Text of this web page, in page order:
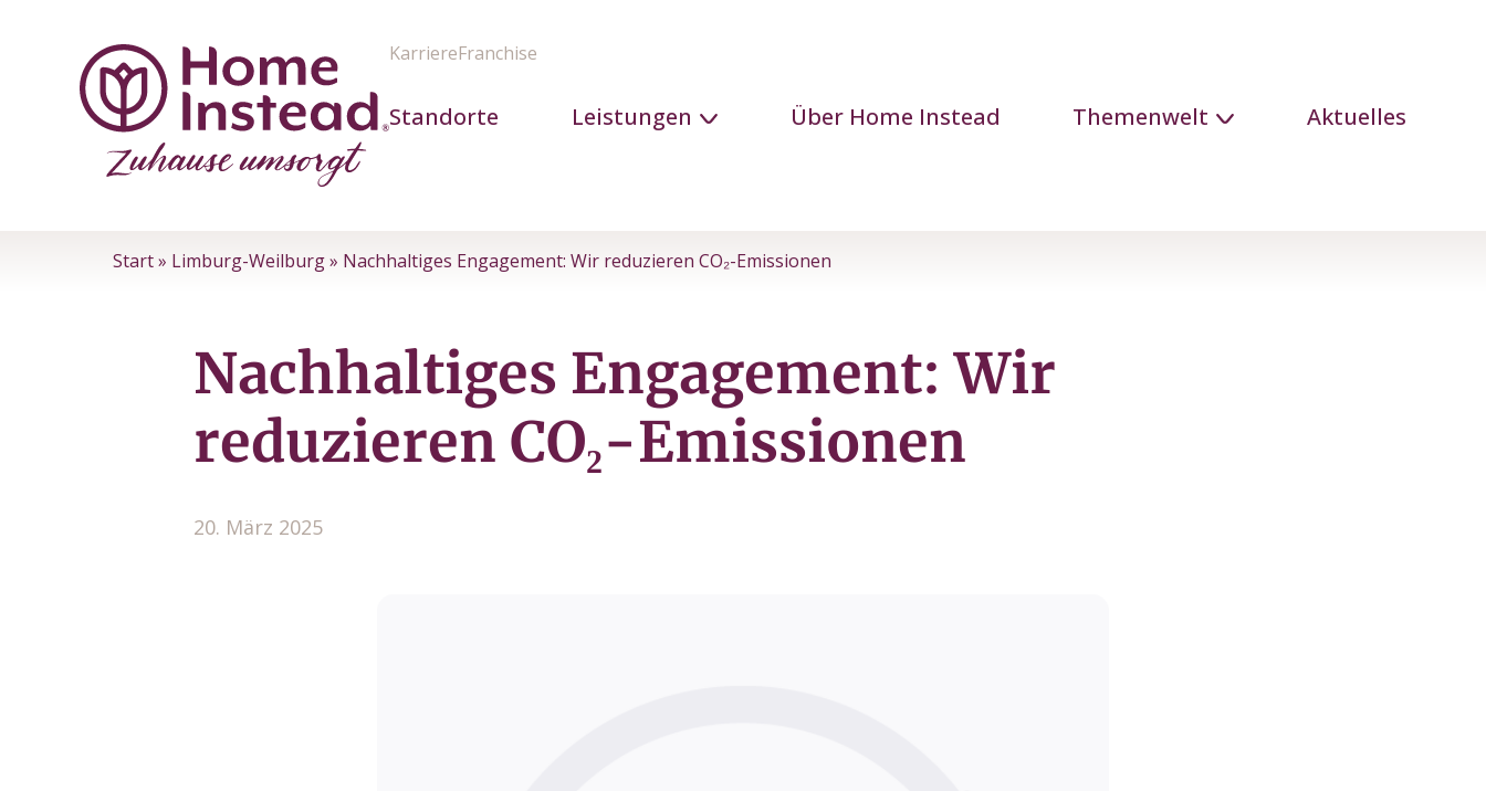
KarriereFranchise
Standorte Leistungen Über Home Instead Themenwelt Aktuelles
Start» Limburg-Weilburg» Nachhaltiges Engagement: Wir reduzieren CO₂-Emissionen
Nachhaltiges Engagement: Wir
reduzieren CO₂-Emissionen
20. März 2025